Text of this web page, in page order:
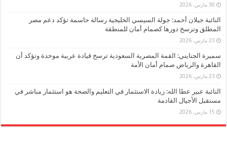
30 مارس، 2026
النائبة جيلان أحمد: جولة السيسي الخليجية رسالة حاسمة تؤكد دعم مصر
المطلق وترسخ دورها كصمام أمان للمنطقة
23 مارس، 2026
سميرة الجنايني: القمة المصرية السعودية ترسخ قيادة عربية موحدة وتؤكد أن
القاهرة والرياض صمام أمان الأمة
23 مارس، 2026
النائبة عبير عطا الله: زيادة الاستثمار في التعليم والصحة هو استثمار مباشر في
مستقبل الأجيال القادمة
15 مارس، 2026